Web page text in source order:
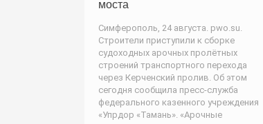
моста
Симферополь, 24 августа. pwo.su.
Строители приступили к сборке
судоходных арочных пролётных
строений транспортного перехода
через Керченский пролив. Об этом
сегодня сообщила пресс-служба
федерального казенного учреждения
«Упрдор «Тамань». «Арочные